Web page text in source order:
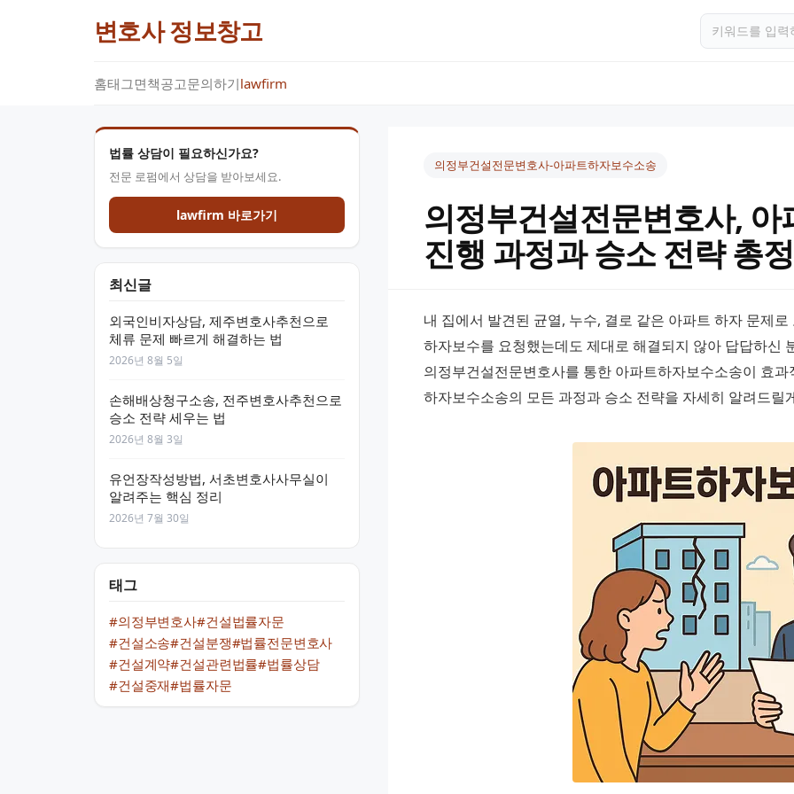
변호사 정보창고
홈태그면책공고문의하기lawfirm
법률 상담이 필요하신가요?
전문 로펌에서 상담을 받아보세요.
lawfirm 바로가기
최신글
외국인비자상담, 제주변호사추천으로
체류 문제 빠르게 해결하는 법
2026년 8월 5일
손해배상청구소송, 전주변호사추천으로
승소 전략 세우는 법
2026년 8월 3일
유언장작성방법, 서초변호사사무실이
알려주는 핵심 정리
2026년 7월 30일
태그
#의정부변호사#건설법률자문
#건설소송#건설분쟁#법률전문변호사
#건설계약#건설관련법률#법률상담
#건설중재#법률자문
의정부건설전문변호사-아파트하자보수소송
의정부건설전문변호사,
진행 과정과 승소 전략 총
내 집에서 발견된 균열, 누수, 결로 같은 아파트 하자 문제
하자보수를 요청했는데도 제대로 해결되지 않아 답답하신
의정부건설전문변호사를 통한 아파트하자보수소송이 효
하자보수소송의 모든 과정과 승소 전략을 자세히 알려드릴